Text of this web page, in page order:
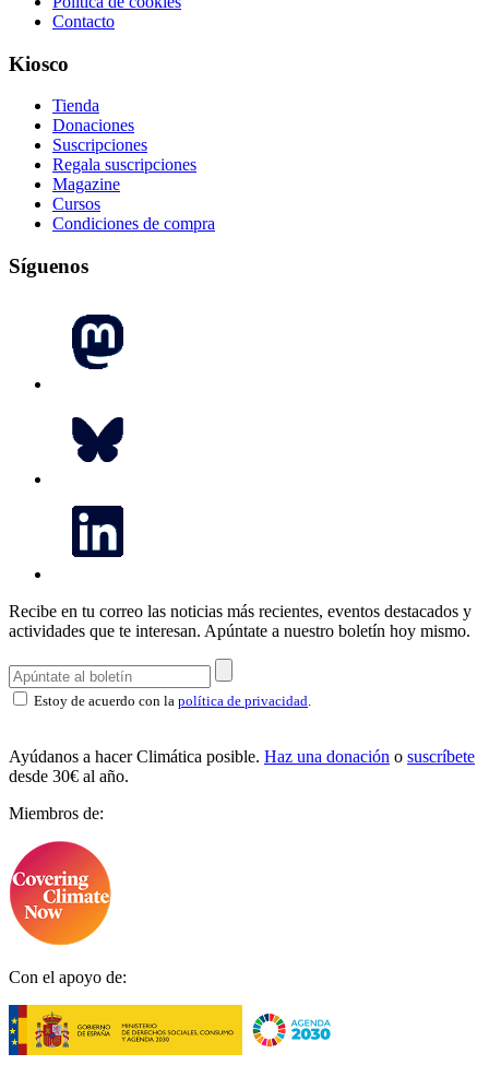
Contacto
Kiosco
Tienda
Donaciones
Suscripciones
Regala suscripciones
Magazine
Cursos
Condiciones de compra
Síguenos
Recibe en tu correo las noticias más recientes, eventos destacados y
actividades que te interesan. Apúntate a nuestro boletín hoy mismo.
Estoy de acuerdo con la política de privacidad
Ayúdanos a hacer Climática posible. Haz una donación o suscríbete
desde 30€ al año.
Miembros de:
Con el apoyo de: